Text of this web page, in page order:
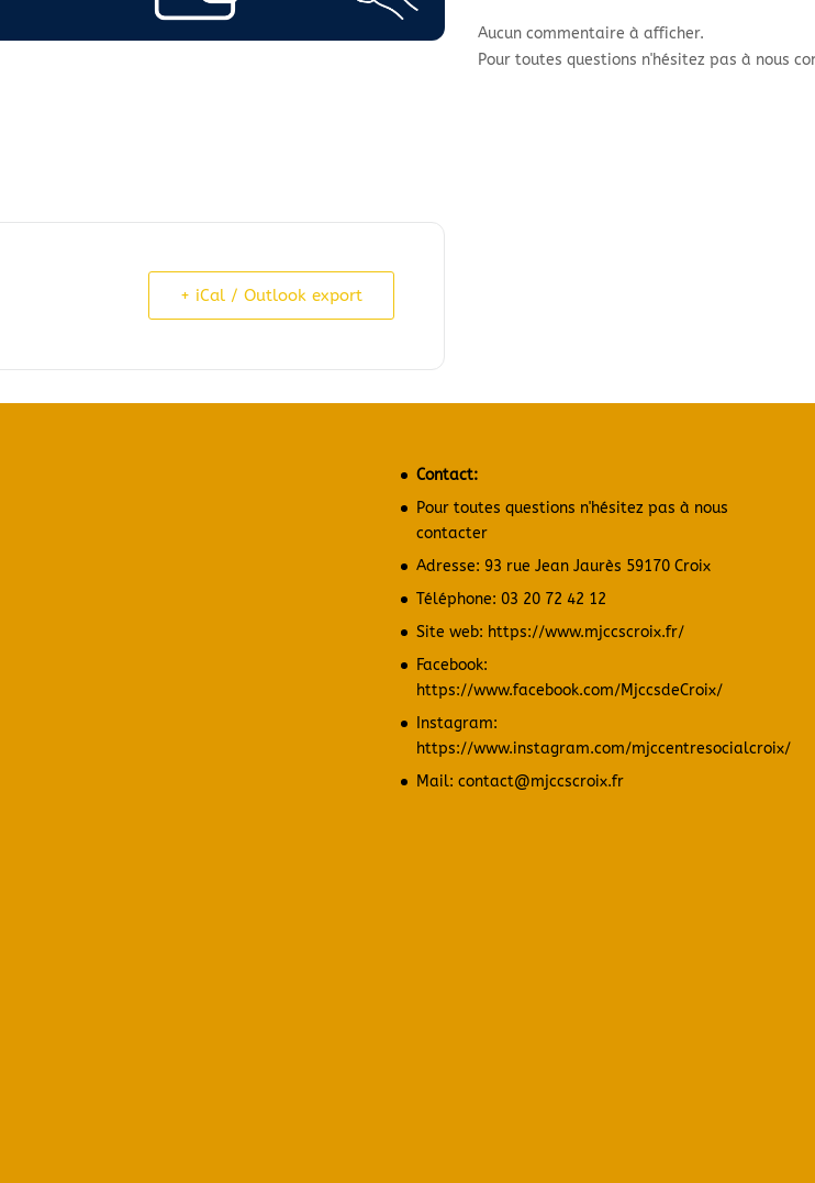
+ iCal / Outlook export
Aucun commentaire à afficher.
Pour toutes questions n'hésitez pas à nous
Contact:
Pour toutes questions n'hésitez pas à nous
contacter
Adresse: 93 rue Jean Jaurès 59170 Croix
Téléphone: 03 20 72 42 12
Site web: https://www.mjccscroix.fr/
Facebook:
https://www.facebook.com/MjccsdeCroix/
Instagram:
https://www.instagram.com/mjccentresocialcroix/
Mail: contact@mjccscroix.fr